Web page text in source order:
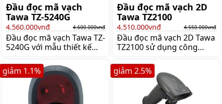
Đầu đọc mã vạch
Tawa TZ-5240G
4.560.000vnđ 4.600.000vnđ
Đầu đọc mã vạch Tawa TZ-
5240G với mẫu thiết kế
giảm bớt sự mệt nhọc
người sử dụng. Mẫu mã
mới lý tưởng cho một loạt
các ứng dụng khác nhau,
Đầu đọc mã vạch 2D
Tawa TZ2100
4.510.000vnđ 4.550.000vnđ
Đầu đọc mã vạch 2D Tawa
TZ2100 sử dụng công
quét: Tự động hoặc bấm
nút hoạt động bền bỉ, ổn
định. Ứng dụng trong các
cửa hàng bán lẻ, siêu thị
giảm 1.1% giảm 2.5%